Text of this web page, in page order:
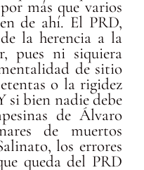
más que varios
de ahí. El PRD,
la herencia a la
pues ni siquiera
de sitio
o la rigidez
si bien nadie debe
de Álvaro
de muertos
los errores
queda del PRD